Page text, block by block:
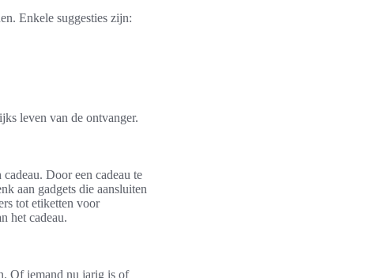
Enkele suggesties zijn:
leven van de ontvanger.
Door een cadeau te
aan gadgets die aansluiten
tot etiketten voor
het cadeau.
Of iemand nu jarig is of